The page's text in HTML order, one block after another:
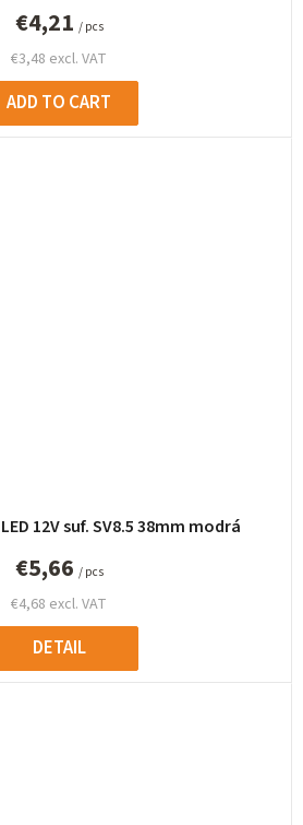
€3,48 excl. VAT
€4,21 / pcs
ADD TO CART
12V suf. SV8.5 38mm modrá
€4,68 excl. VAT
€5,66 / pcs
DETAIL